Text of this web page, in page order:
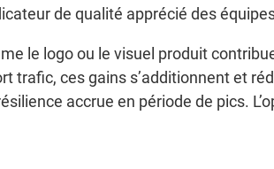
de qualité apprécié des
le logo ou le visuel produit
trafic, ces gains s’additionnent et
accrue en période de pics.